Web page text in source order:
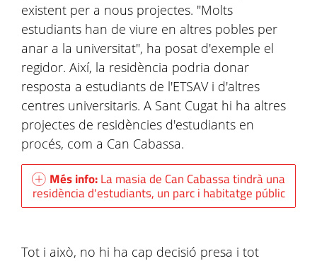
existent per a nous projectes. "Molts
estudiants han de viure en altres pobles per
anar a la universitat", ha posat d'exemple el
regidor. Així, la residència podria donar
resposta a estudiants de l'ETSAV i d'altres
centres universitaris. A Sant Cugat hi ha altres
projectes de residències d'estudiants en
procés, com a Can Cabassa.
Més info:La masia de Can Cabassa tindrà una
residència d'estudiants, un parc i habitatge públic
Tot i això, no hi ha cap decisió presa i tot